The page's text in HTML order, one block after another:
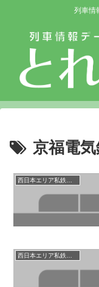
列車情
京福電
西日本エリア私鉄等路線
西日本エリア私鉄等路線